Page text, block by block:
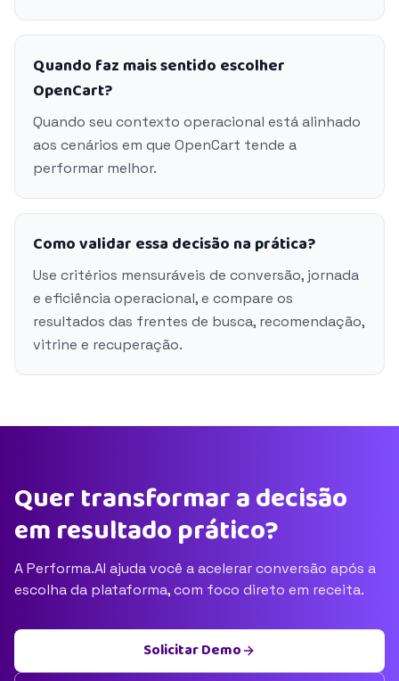
Quando faz mais sentido escolher
OpenCart?
Quando seu contexto operacional está alinhado
aos cenários em que OpenCart tende a
performar melhor.
Como validar essa decisão na prática?
Use critérios mensuráveis de conversão, jornada
e eficiência operacional, e compare os
resultados das frentes de busca, recomendação,
vitrine e recuperação.
Quer transformar a decisão
em resultado prático?
A Performa.AI ajuda você a acelerar conversão após a
escolha da plataforma, com foco direto em receita.
Solicitar Demo